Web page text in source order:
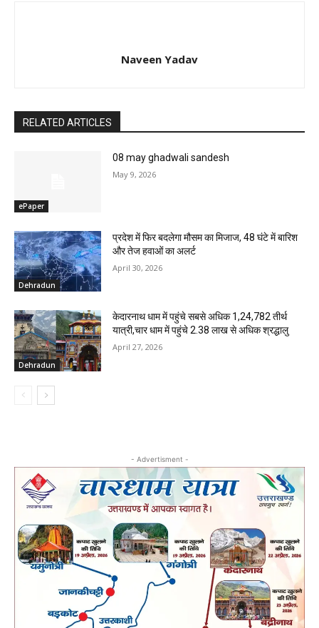
Naveen Yadav
RELATED ARTICLES
ePaper
08 may ghadwali sandesh
May 9, 2026
Dehradun
प्रदेश में फिर बदलेगा मौसम का मिजाज, 48 घंटे में बारिश
और तेज हवाओं का अलर्ट
April 30, 2026
Dehradun
केदारनाथ धाम में पहुंचे सबसे अधिक 1,24,782 तीर्थ
यात्री,चार धाम में पहुंचे 2.38 लाख से अधिक श्रद्धालु
April 27, 2026
- Advertisment -